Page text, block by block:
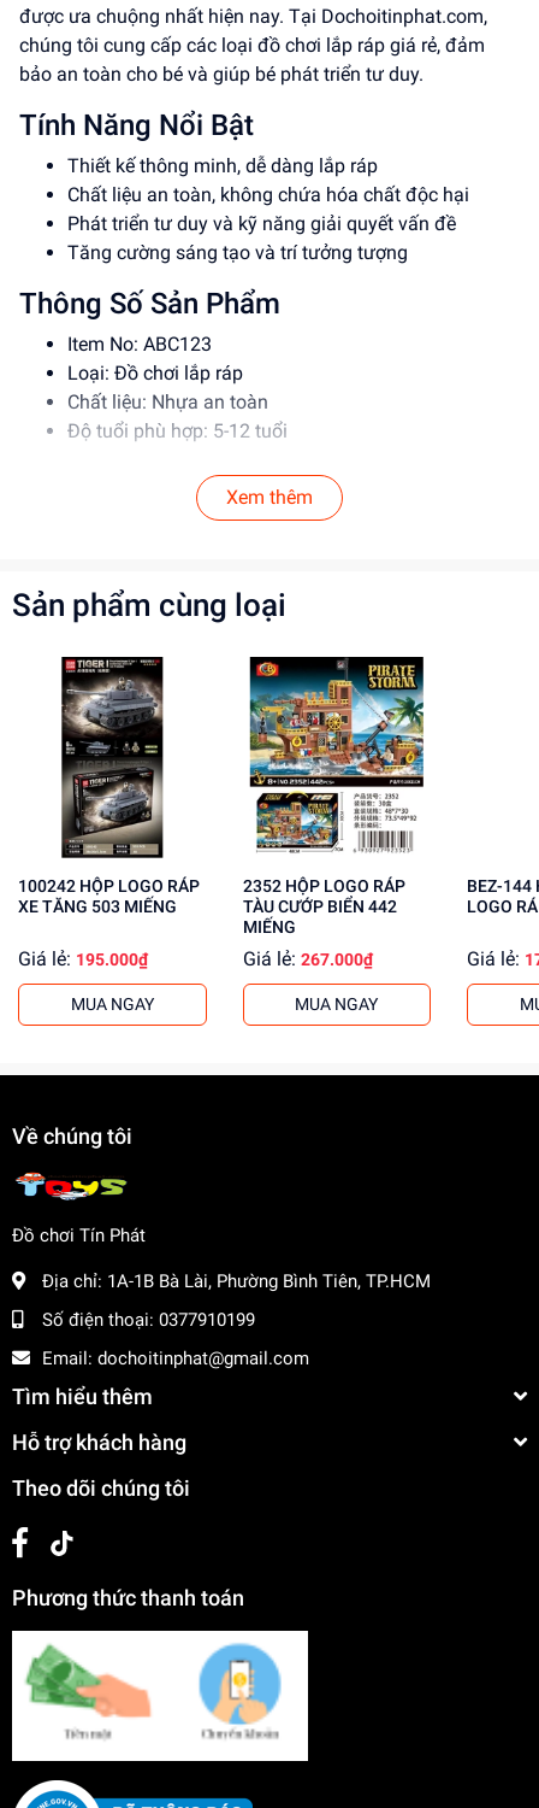
được ưa chuộng nhất hiện nay. Tại Dochoitinphat.com,
chúng tôi cung cấp các loại đồ chơi lắp ráp giá rẻ, đảm
bảo an toàn cho bé và giúp bé phát triển tư duy.
Tính Năng Nổi Bật
Thiết kế thông minh, dễ dàng lắp ráp
Chất liệu an toàn, không chứa hóa chất độc hại
Phát triển tư duy và kỹ năng giải quyết vấn đề
Tăng cường sáng tạo và trí tưởng tượng
Thông Số Sản Phẩm
Item No: ABC123
Loại: Đồ chơi lắp ráp
Chất liệu: Nhựa an toàn
Độ tuổi phù hợp: 5-12 tuổi
Hướng Dẫn Sử Dụng
Đọc kỹ hướng dẫn trước khi sử dụng
Lợi Ích Phát Triển
Phát triển tư duy và kỹ năng giải quyết vấn đề
Tăng cường sáng tạo và trí tưởng tượng
Rèn luyện kỹ năng phối hợp và kiên nhẫn
Mua ngay tạidochoitinphat.com, chúng tôi cung cấp giá sỉ
cho khách buôn. Liên hệ với chúng tôi để biết thêm thông
Xem thêm
Sản phẩm cùng loại
100242 HỘP LOGO RÁP
XE TĂNG 503 MIẾNG
Giá lẻ: 195.000₫
MUA NGAY
2352 HỘP LOGO RÁP
TÀU CƯỚP BIỂN 442
MIẾNG
Giá lẻ: 267.000₫
MUA NGAY
BEZ-144 HỘP ẾCH
LOGO
Giá lẻ:
Về chúng tôi
Đồ chơi Tín Phát
Địa chỉ: 1A-1B Bà Lài, Phường Bình Tiên, TP.HCM
Số điện thoại: 0377910199
Email: dochoitinphat@gmail.com
Tìm hiểu thêm
Hỗ trợ khách hàng
Theo dõi chúng tôi
Phương thức thanh toán